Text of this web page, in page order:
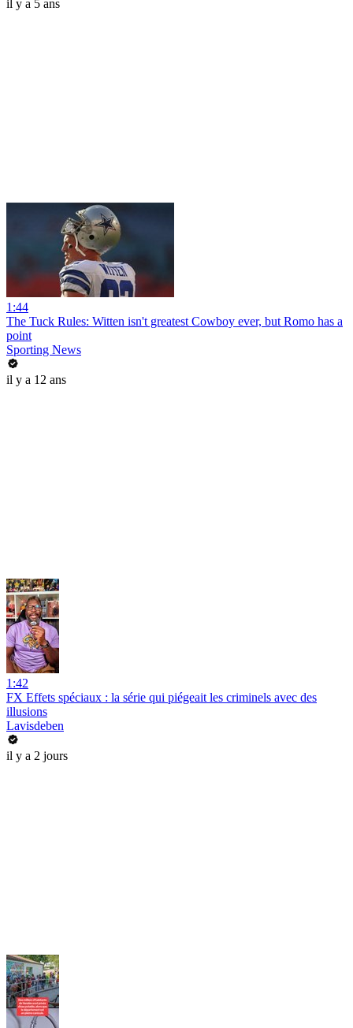
il y a 5 ans
1:44
The Tuck Rules: Witten isn't greatest Cowboy ever, but Romo has a
point
Sporting News
il y a 12 ans
1:42
FX Effets spéciaux : la série qui piégeait les criminels avec des
illusions
Lavisdeben
il y a 2 jours